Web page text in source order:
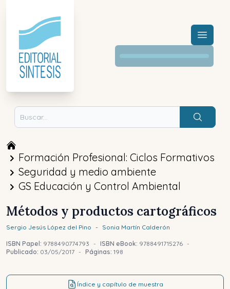
Menú
Buscar
Formación Profesional: Ciclos Formativos
Seguridad y medio ambiente
GS Educación y Control Ambiental
Métodos y productos cartográficos
Sergio Jesús López del Pino - Sonia Martín Calderón
ISBN Papel: 9788490774793 - ISBN eBook: 9788491715276 -
Publicado: 03/05/2017 - Páginas: 198
Índice y capítulo de muestra